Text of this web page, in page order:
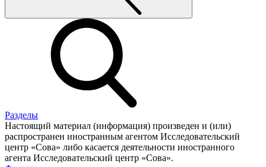
Разделы
Настоящий материал (информация) произведен и (или)
распространен иностранным агентом Исследовательский
центр «Сова» либо касается деятельности иностранного
агента Исследовательский центр «Сова».